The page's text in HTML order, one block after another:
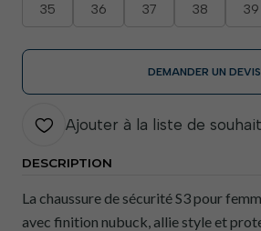
35 36 37 38 39
DEMANDER UN DEVIS
Ajouter à la liste de
DESCRIPTION
La chaussure de sécurité S3 pour
avec finition nubuck, allie style et